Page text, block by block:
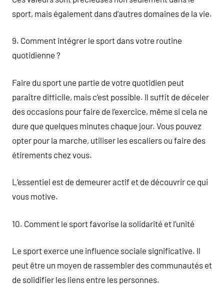
sport, mais également dans d’autres domaines de la vie.
9. Comment intégrer le sport dans votre routine
quotidienne ?
Faire du sport une partie de votre quotidien peut
paraître difficile, mais c’est possible. Il suffit de déceler
des occasions pour faire de l’exercice, même si cela ne
dure que quelques minutes chaque jour. Vous pouvez
opter pour la marche, utiliser les escaliers ou faire des
étirements chez vous.
L’essentiel est de demeurer actif et de découvrir ce qui
vous motive.
10. Comment le sport favorise la solidarité et l’unité
Le sport exerce une influence sociale significative. Il
peut être un moyen de rassembler des communautés et
de solidifier les liens entre les personnes.